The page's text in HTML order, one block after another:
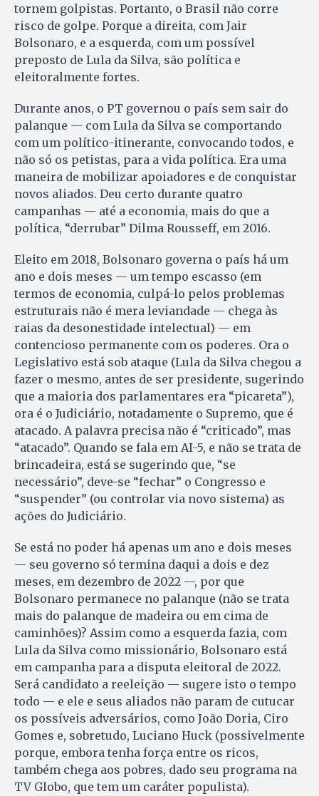
tornem golpistas. Portanto, o Brasil não corre
risco de golpe. Porque a direita, com Jair
Bolsonaro, e a esquerda, com um possível
preposto de Lula da Silva, são política e
eleitoralmente fortes.
Durante anos, o PT governou o país sem sair do
palanque — com Lula da Silva se comportando
com um político-itinerante, convocando todos, e
não só os petistas, para a vida política. Era uma
maneira de mobilizar apoiadores e de conquistar
novos aliados. Deu certo durante quatro
campanhas — até a economia, mais do que a
política, “derrubar” Dilma Rousseff, em 2016.
Eleito em 2018, Bolsonaro governa o país há um
ano e dois meses — um tempo escasso (em
termos de economia, culpá-lo pelos problemas
estruturais não é mera leviandade — chega às
raias da desonestidade intelectual) — em
contencioso permanente com os poderes. Ora o
Legislativo está sob ataque (Lula da Silva chegou a
fazer o mesmo, antes de ser presidente, sugerindo
que a maioria dos parlamentares era “picareta”),
ora é o Judiciário, notadamente o Supremo, que é
atacado. A palavra precisa não é “criticado”, mas
“atacado”. Quando se fala em AI-5, e não se trata de
brincadeira, está se sugerindo que, “se
necessário”, deve-se “fechar” o Congresso e
“suspender” (ou controlar via novo sistema) as
ações do Judiciário.
Se está no poder há apenas um ano e dois meses
— seu governo só termina daqui a dois e dez
meses, em dezembro de 2022 —, por que
Bolsonaro permanece no palanque (não se trata
mais do palanque de madeira ou em cima de
caminhões)? Assim como a esquerda fazia, com
Lula da Silva como missionário, Bolsonaro está
em campanha para a disputa eleitoral de 2022.
Será candidato a reeleição — sugere isto o tempo
todo — e ele e seus aliados não param de cutucar
os possíveis adversários, como João Doria, Ciro
Gomes e, sobretudo, Luciano Huck (possivelmente
porque, embora tenha força entre os ricos,
também chega aos pobres, dado seu programa na
TV Globo, que tem um caráter populista).